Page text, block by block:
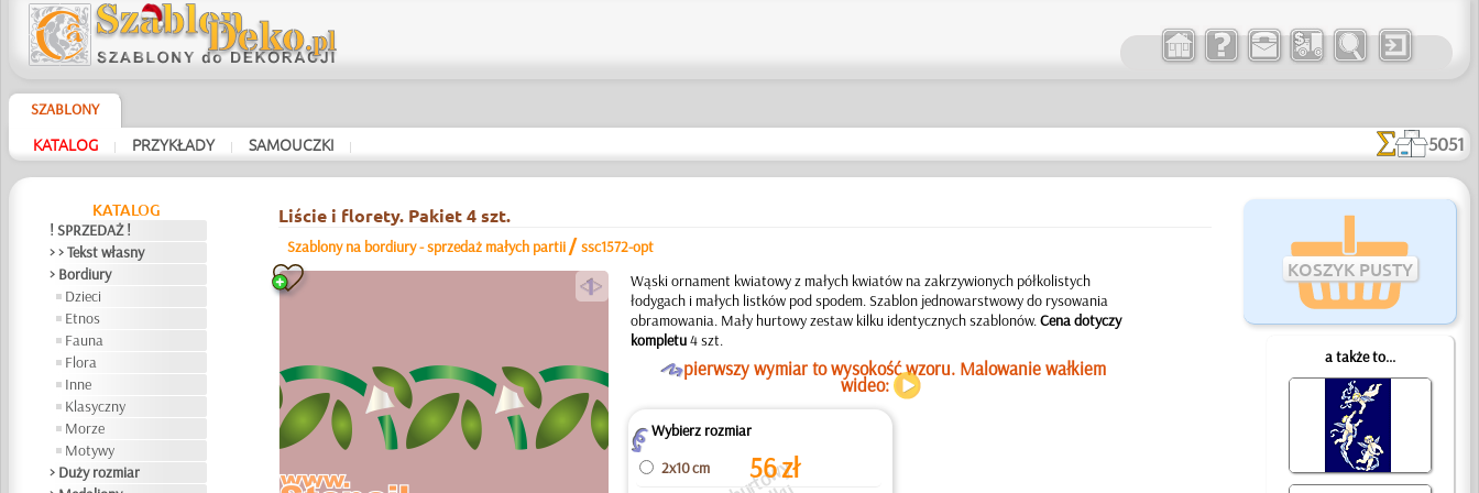
SZABLONY
KATALOG | PRZYKŁADY | SAMOUCZKI | 5051
KATALOG
! SPRZEDAŻ !
> > Tekst własny
> Bordiury
Dzieci
Etnos
Fauna
Flora
Inne
Klasyczny
Morze
Motywy
> Duży rozmiar
KOSZYK PUSTY
a także to...
Liście i florety. Pakiet 4 szt.
Szablony na bordiury - sprzedaż małych partii /ssc1572-opt
a
Wąski ornament kwiatowy z małych kwiatów na zakrzywionych półkolistych
łodygach i małych listków pod spodem. Szablon jednowarstwowy do rysowania
obramowania. Mały hurtowy zestaw kilku identycznych szablonów.Cena dotyczy
kompletu4 szt.
Opierwszy wymiar to wysokość wzoru. Malowanie wałkiem
wideo:
ZWybierz rozmiar
2x10 cm 56zł